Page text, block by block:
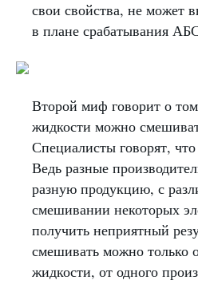
свои свойства, не может
в плане срабатывания
Второй миф говорит о
жидкости можно
Специалисты говорят, что
Ведь разные
разную продукцию, с
смешивании некоторых
получить неприятный
смешивать можно только
жидкости, от одного